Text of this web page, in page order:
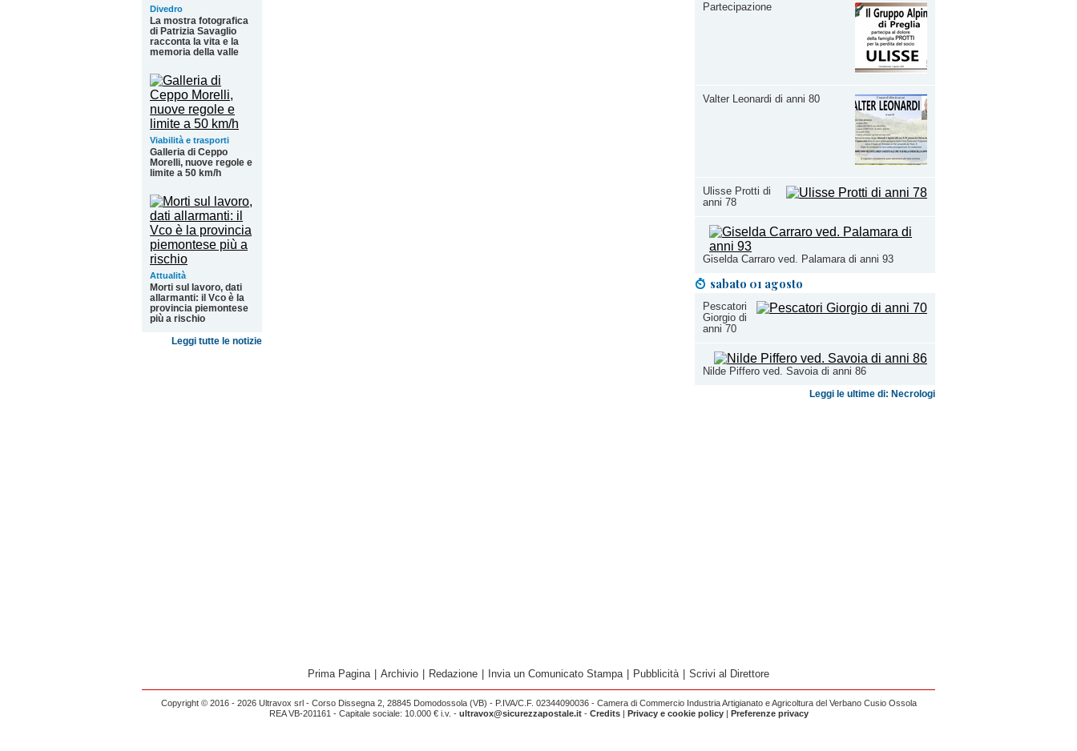
Partecipazione
Valter Leonardi di anni 80
Ulisse Protti di
anni 78
Giselda Carraro ved. Palamara di anni 93
sabato 01 agosto
Pescatori
Giorgio di
anni 70
Nilde Piffero ved. Savoia di anni 86
Leggi le ultime di: Necrologi
Divedro
La mostra fotografica
di Patrizia Savaglio
racconta la vita e la
memoria della valle
Viabilità e trasporti
Galleria di Ceppo
Morelli, nuove regole e
limite a 50 km/h
Attualità
Morti sul lavoro, dati
allarmanti: il Vco è la
provincia piemontese
più a rischio
Leggi tutte le notizie
Prima Pagina Archivio Redazione Invia un Comunicato Stampa Pubblicità Scrivi al Direttore
Copyright © 2016 - 2026 Ultravox srl - Corso Dissegna 2, 28845 Domodossola (VB) - P.IVA/C.F. 02344090036 - Camera di Commercio Industria Artigianato e Agricoltura del Verbano Cusio Ossola
REA VB-201161 - Capitale sociale: 10.000 € i.v. - ultravox@sicurezzapostale.it- Credits| Privacy e cookie policy| Preferenze privacy